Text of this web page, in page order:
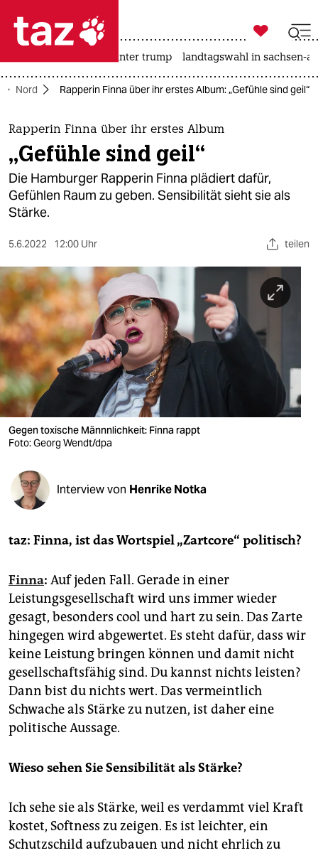
 taz zahl ich
taz zahl ich
themen
politik
öko
sport
berlin
nord
wahrheit
verlag
verlag
veranstaltungen
shop
abo
genossenschaft
epaper login

taz zahl ich
usa unter trump landtagswahl in sachsen-
Nord Rapperin Finna über ihr erstes Album: „Gefühle sind geil“
Rapperin Finna über ihr erstes Album
„Gefühle sind geil“
Die Hamburger Rapperin Finna plädiert dafür,
Gefühlen Raum zu geben. Sensibilität sieht sie als
Stärke.
5.6.2022 12:00 Uhr teilen
Gegen toxische Männnlichkeit: Finna rappt
Foto: Georg Wendt/dpa
Interview von Henrike Notka
taz: Finna, ist das Wortspiel „Zartcore“ politisch?
Finna: Auf jeden Fall. Gerade in einer
Leistungsgesellschaft wird uns immer wieder
gesagt, besonders cool und hart zu sein. Das Zarte
hingegen wird abgewertet. Es steht dafür, dass wir
keine Leistung bringen können und damit nicht
gesellschaftsfähig sind. Du kannst nichts leisten?
Dann bist du nichts wert. Das vermeintlich
Schwache als Stärke zu nutzen, ist daher eine
politische Aussage.
Wieso sehen Sie Sensibilität als Stärke?
Ich sehe sie als Stärke, weil es verdammt viel Kraft
kostet, Softness zu zeigen. Es ist leichter, ein
Schutzschild aufzubauen und nicht ehrlich zu